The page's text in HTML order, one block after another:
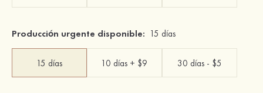
Producción urgente disponible: 15 días
15 días 10 días + $9 30 días - $5